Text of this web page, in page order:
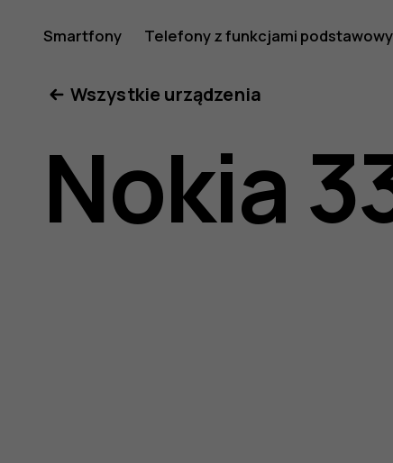
obsługi
Nokia
Smartfony Telefony z funkcjami
Wszystkie urządzenia
Nokia